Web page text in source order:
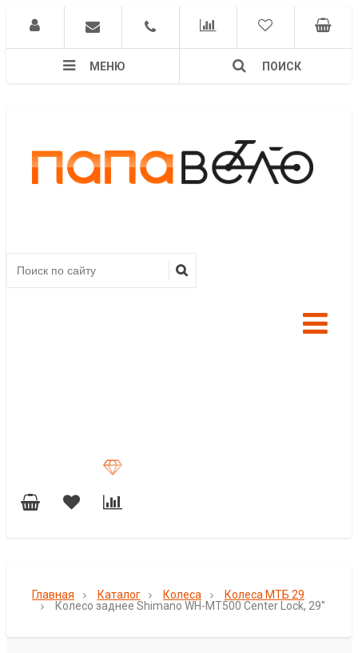
МЕНЮ ПОИСК
Главная Каталог Колеса
Колеса МТБ 29
Колесо заднее Shimano WH-MT500 Center Lock, 29''